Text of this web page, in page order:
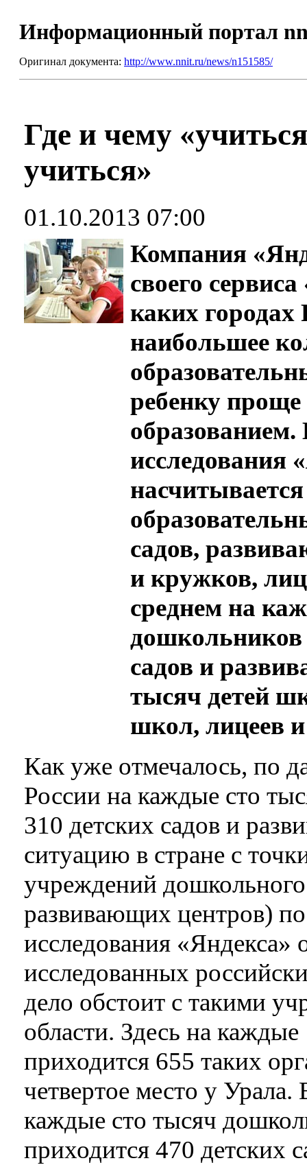
Информационный портал
Оригинал документа: http://www.nnit.ru/news/n151585/
Где и чему
учиться»
01.10.2013 07:00
Компания
своего
каких городах
наибольшее
ребенку
исследования
садов,
и кружков,
среднем на
дошкольников
садов и
тысяч детей
школ, лицеев
Как уже отмечалось, по
России на каждые сто
310 детских садов и
ситуацию в стране с
учреждений
развивающих центров)
исследования «Яндекса»
исследованных
дело обстоит с такими
области. Здесь на
приходится 655 таких
четвертое место у
каждые сто тысяч
приходится 470 детских